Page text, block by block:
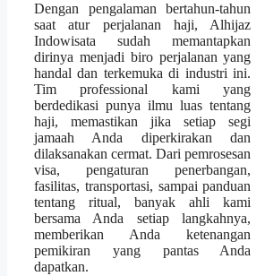
Dengan pengalaman bertahun-tahun
saat atur perjalanan haji, Alhijaz
Indowisata sudah memantapkan
dirinya menjadi biro perjalanan yang
handal dan terkemuka di industri ini.
Tim professional kami yang
berdedikasi punya ilmu luas tentang
haji, memastikan jika setiap segi
jamaah Anda diperkirakan dan
dilaksanakan cermat. Dari pemrosesan
visa, pengaturan penerbangan,
fasilitas, transportasi, sampai panduan
tentang ritual, banyak ahli kami
bersama Anda setiap langkahnya,
memberikan Anda ketenangan
pemikiran yang pantas Anda
dapatkan.